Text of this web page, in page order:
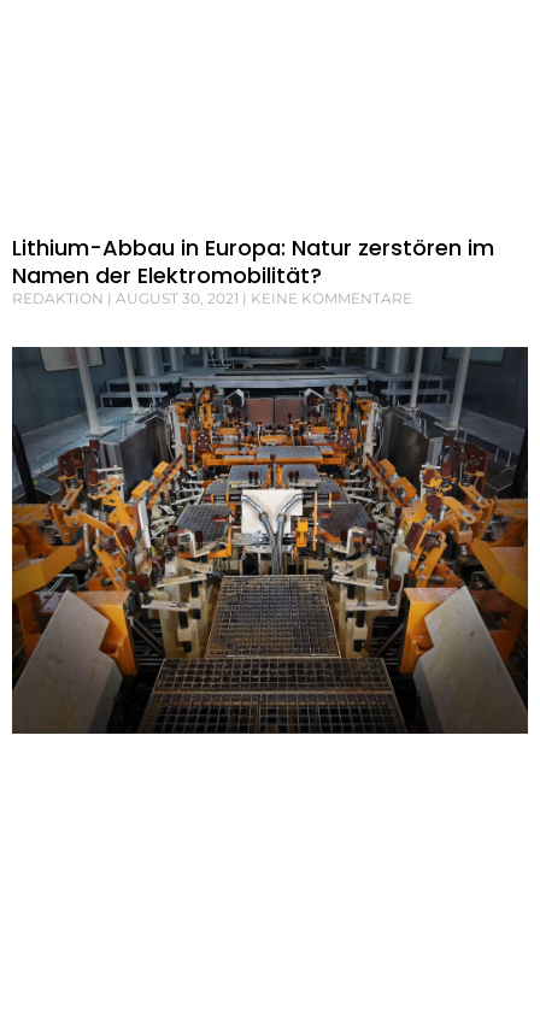
Lithium-Abbau in Europa: Natur zerstören im
Namen der Elektromobilität?
REDAKTION AUGUST 30, 2021 KEINE KOMMENTARE